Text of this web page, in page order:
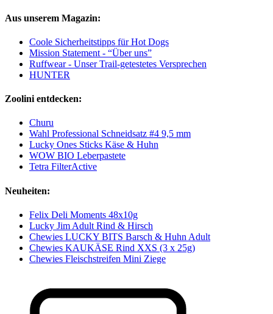
Aus unserem Magazin:
Coole Sicherheitstipps für Hot Dogs
Mission Statement - “Über uns”
Ruffwear - Unser Trail-getestetes Versprechen
HUNTER
Zoolini entdecken:
Churu
Wahl Professional Schneidsatz #4 9,5 mm
Lucky Ones Sticks Käse & Huhn
WOW BIO Leberpastete
Tetra FilterActive
Neuheiten:
Felix Deli Moments 48x10g
Lucky Jim Adult Rind & Hirsch
Chewies LUCKY BITS Barsch & Huhn Adult
Chewies KAUKÄSE Rind XXS (3 x 25g)
Chewies Fleischstreifen Mini Ziege